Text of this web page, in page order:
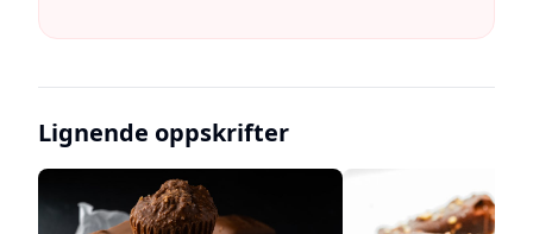
Lignende oppskrifter